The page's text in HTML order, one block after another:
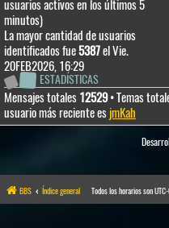
usuarios activos en los últimos 5
minutos)
La mayor cantidad de usuarios
identificados fue5387el Vie.
20FEB2026, 16:29
ESTADÍSTICAS
Mensajes totales 12529• Temas
usuario más reciente es jmKah
BBS Índice general Todos los horarios son